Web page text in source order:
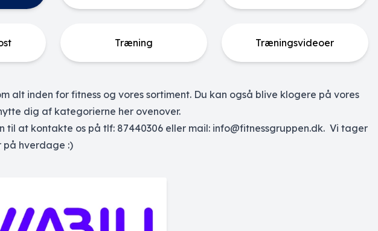
Træning Træningsvideoer
inden for fitness og vores sortiment. Du kan også blive klogere på vores
dig af kategorierne her ovenover.
at kontakte os på tlf: 87440306 eller mail: info@fitnessgruppen.dk. Vi tager
på hverdage :)